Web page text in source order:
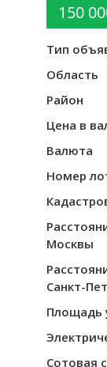
150
Тип
Область
Район
Цена в
Валюта
Номер
Москвы
Санкт-
Площадь
Сотовая